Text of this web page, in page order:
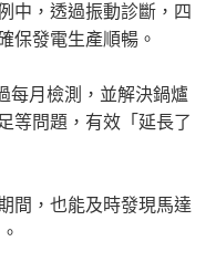
中，透過振動診斷，四
保發電生產順暢 。
每月檢測，並解決鍋爐
等問題，有效「延長了
間，也能及時發現馬達
。